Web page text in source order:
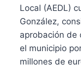
Local (AEDL)
González,
aprobación de
el municipio
millones de